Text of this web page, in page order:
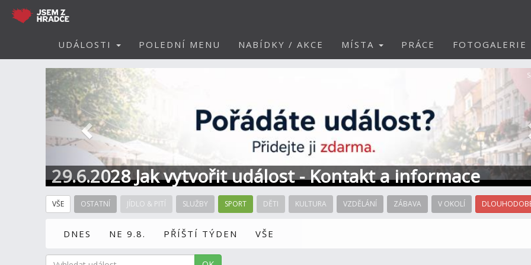
UDÁLOSTI POLEDNÍ MENU NABÍDKY / AKCE MÍSTA PRÁCE FOTOGALERIE
29.6.2028 Jak vytvořit událost - Kontakt a informace
Předchozí
VŠE OSTATNÍ JÍDLO & PITÍ SLUŽBY SPORT DĚTI KULTURA VZDĚLÁNÍ ZÁBAVA V OKOLÍ
DNES NE 9.8. PŘÍŠTÍ TÝDEN VŠE